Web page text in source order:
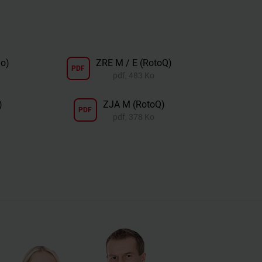
PDF ZRE M / E (RotoQ)
pdf, 483 Ko
PDF ZJA M (RotoQ)
pdf, 378 Ko